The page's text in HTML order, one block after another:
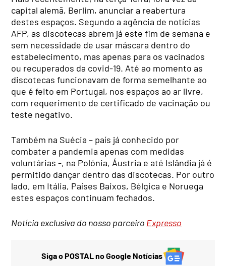
capital alemã, Berlim, anunciar a reabertura
destes espaços. Segundo a agência de notícias
AFP, as discotecas abrem já este fim de semana e
sem necessidade de usar máscara dentro do
estabelecimento, mas apenas para os vacinados
ou recuperados da covid-19. Até ao momento as
discotecas funcionavam de forma semelhante ao
que é feito em Portugal, nos espaços ao ar livre,
com requerimento de certificado de vacinação ou
teste negativo.
Também na Suécia – país já conhecido por
combater a pandemia apenas com medidas
voluntárias -, na Polónia, Áustria e até Islândia já é
permitido dançar dentro das discotecas. Por outro
lado, em Itália, Países Baixos, Bélgica e Noruega
estes espaços continuam fechados.
Notícia exclusiva do nosso parceiro Expresso
Siga o POSTAL no Google Notícias